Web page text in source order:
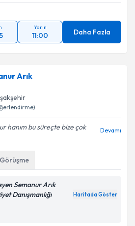
Yarın
11:00 Daha Fazla
Arık
hanım bu süreçte bize çok
Semanur Arık
Danışmanlığı